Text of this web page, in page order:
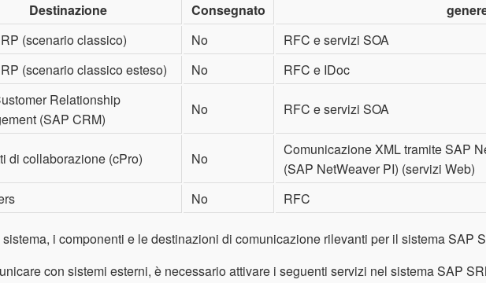
Destinazione Consegnato
(scenario classico)
No
RFC e servizi SOA
(scenario classico esteso)
No
RFC e IDoc
Relationship
(SAP CRM)
No RFC e servizi SOA
di collaborazione (cPro) No
Comunicazione XML tramite SAP
(SAP NetWeaver PI) (servizi Web)
No RFC
sistema, i componenti e le destinazioni di comunicazione rilevanti per il sistema SAP
con sistemi esterni, è necessario attivare i seguenti servizi nel sistema SAP